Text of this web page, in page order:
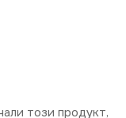
този продукт,